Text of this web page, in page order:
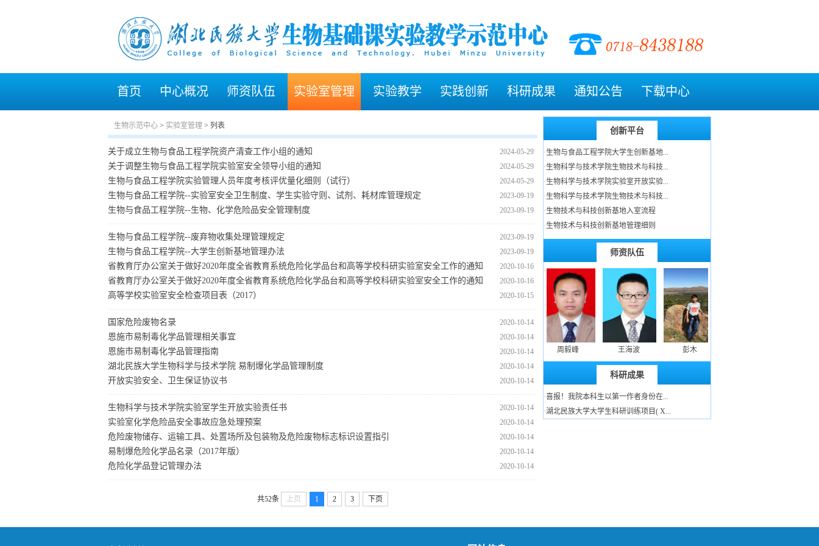
首页 中心概况 师资队伍 实验室管理 实验教学 实践创新 科研成果 通知公告 下载中心
生物示范中心 > 实验室管理 > 列表
2024-05-29
关于成立生物与食品工程学院资产清查工作小组的通知
2024-05-29
关于调整生物与食品工程学院实验室安全领导小组的通知
2024-05-29
生物与食品工程学院实验管理人员年度考核评优量化细则（试行）
2023-09-19
生物与食品工程学院--实验室安全卫生制度、学生实验守则、试剂、耗材库管理规定
2023-09-19
生物与食品工程学院--生物、化学危险品安全管理制度
2023-09-19
生物与食品工程学院--废弃物收集处理管理规定
2023-09-19
生物与食品工程学院--大学生创新基地管理办法
2020-10-16
省教育厅办公室关于做好2020年度全省教育系统危险化学品台和高等学校科研实验室安全工作的通知
2020-10-16
省教育厅办公室关于做好2020年度全省教育系统危险化学品台和高等学校科研实验室安全工作的通知
2020-10-15
高等学校实验室安全检查项目表（2017）
2020-10-14
国家危险废物名录
2020-10-14
恩施市易制毒化学品管理相关事宜
2020-10-14
恩施市易制毒化学品管理指南
2020-10-14
湖北民族大学生物科学与技术学院 易制爆化学品管理制度
2020-10-14
开放实验安全、卫生保证协议书
2020-10-14
生物科学与技术学院实验室学生开放实验责任书
2020-10-14
实验室化学危险品安全事故应急处理预案
2020-10-14
危险废物储存、运输工具、处置场所及包装物及危险废物标志标识设置指引
2020-10-14
易制爆危险化学品名录（2017年版）
2020-10-14
危险化学品登记管理办法
共52条 上页 1 2 3 下页
创新平台
·生物与食品工程学院大学生创新基地...
·生物科学与技术学院生物技术与科技...
·生物科学与技术学院实验室开放实验...
·生物科学与技术学院生物技术与科技...
·生物技术与科技创新基地入室流程
·生物技术与科技创新基地管理细则
师资队伍
郭皓 王海波 周毅峰 王海波 彭木
科研成果
·喜报！我院本科生以第一作者身份在...
·湖北民族大学大学生科研训练项目( X...